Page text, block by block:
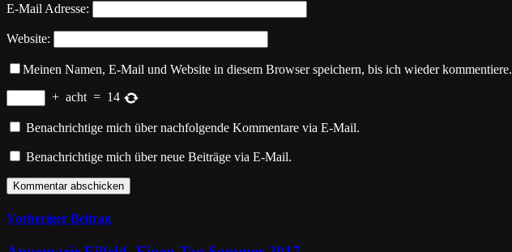
E-Mail Adresse:
Website:
Meinen Namen, E-Mail und Website in diesem Browser speichern, bis ich wieder kommentiere.
+ acht = 14
Benachrichtige mich über nachfolgende Kommentare via E-Mail.
Benachrichtige mich über neue Beiträge via E-Mail.
Vorheriger Beitrag